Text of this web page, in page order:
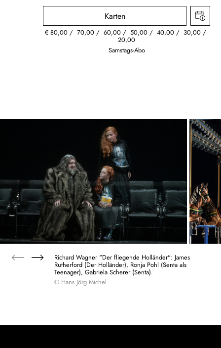
Karten
€80,00 70,00 60,00 50,00 40,00 30,00
20,00
Samstags-Abo
Richard Wagner "Der fliegende Holländer": James
Rutherford (Der Holländer), Ronja Pohl (Senta als
Teenager), Gabriela Scherer (Senta).
© Hans Jörg Michel